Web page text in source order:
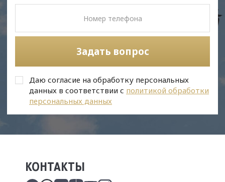
Задать вопрос
Даю согласие на обработку персональных
данных в соответствии с политикой обработки
персональных данных
КОНТАКТЫ